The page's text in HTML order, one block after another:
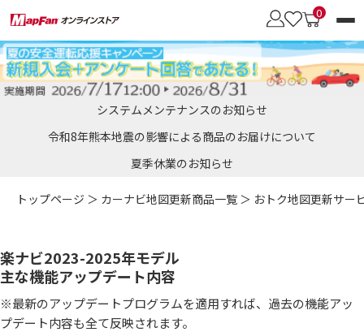
システムメンテナンスのお知らせ
令和8年熊本地震の影響による商品のお届けについて
夏季休業のお知らせ
0
カーナビブランド
商品を探す
［パイオニア］向け
彩速ナビ
［ケンウッド］向け
オービスデータ
・通信モジュール
・UIMカード
SDメモリーカード
・車載用Wi-Fiルーター
・更新用UIMカード
おトク地図更新サービス
トップページ ＞ カーナビ地図更新商品一覧 ＞ おトク地図更新サー
楽ナビ2023-2025年モデル
主な機能アップデート内容
※最新のアップデートプログラムを適用すれば、過去の機能アッ
プデート内容も全て反映されます。